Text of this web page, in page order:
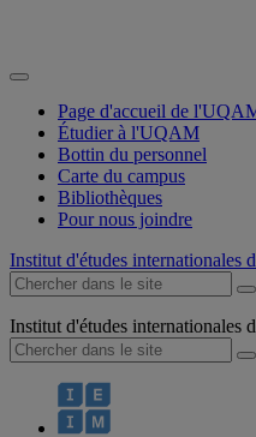
Page d'accueil de
Étudier à l'UQAM
Bottin du personnel
Carte du campus
Bibliothèques
Pour nous joindre
Institut d'études
Institut d'études